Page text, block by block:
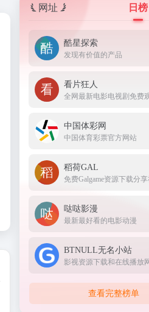
网址 日榜
酷星探索
发现有价值的产品
看片狂人
全网最新电影电视剧免费
中国体彩网
中国体育彩票官方网站
稻荷GAL
免费Galgame资源下载分
哒哒影漫
最新最好看的电影动漫
BTNULL无名小站
影视资源下载和在线播放
查看完整榜单